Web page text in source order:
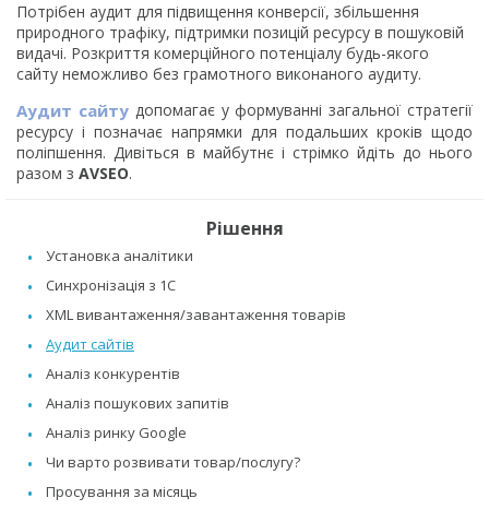
Потрібен аудит для підвищення конверсії, збільшення
природного трафіку, підтримки позицій ресурсу в пошуковій
видачі. Розкриття комерційного потенціалу будь-якого
сайту неможливо без грамотного виконаного аудиту.
Аудит сайтудопомагає у формуванні загальної стратегії
ресурсу і позначає напрямки для подальших кроків щодо
поліпшення. Дивіться в майбутнє і стрімко йдіть до нього
разом з AVSEO.
Рішення
Установка аналітики
Синхронізація з 1C
XML вивантаження/завантаження товарів
Аудит сайтів
Аналіз конкурентів
Аналіз пошукових запитів
Аналіз ринку Google
Чи варто розвивати товар/послугу?
Просування за місяць